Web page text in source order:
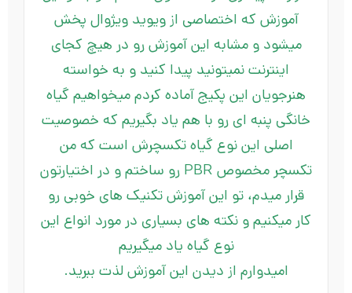
آموزش که اختصاصی از ویوید ویژوال پخش
میشود و مشابه این آموزش رو در هیچ کجای
اینترنت نمیتونید پیدا کنید و به خواسته
هنرجویان این پکیج آماده کردم میخواهیم گیاه
خانگی پنبه ای رو با هم یاد بگیریم که خصوصیت
اصلی این نوع گیاه تکسچرش است که من
تکسچر مخصوص PBR رو ساختم و در اختیارتون
قرار میدم، تو این آموزش تکنیک های خوبی رو
کار میکنیم و نکته های بسیاری در مورد انواع این
نوع گیاه یاد میگیریم
امیدوارم از دیدن این آموزش لذت ببرید.